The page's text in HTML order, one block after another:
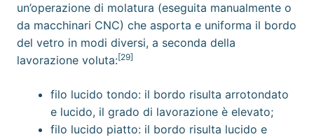
un’operazione di molatura (eseguita manualmente o
da macchinari CNC) che asporta e uniforma il bordo
del vetro in modi diversi, a seconda della
lavorazione voluta:[29]
filo lucido tondo: il bordo risulta arrotondato
e lucido, il grado di lavorazione è elevato;
filo lucido piatto: il bordo risulta lucido e